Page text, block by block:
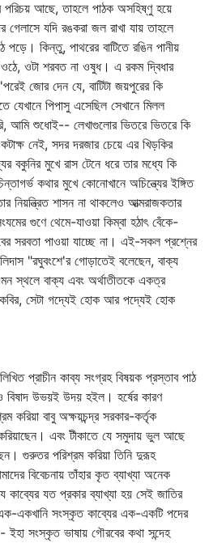
আছে, তাহলে পাঠক অসহিষ্ণু হয়ে
যদি রঙকরা জল রাখা যায় তাহলে
পড়ে। কিন্তু, পাথরের বাটিতে রঙিন পানীয়
ওটা শরবত না ওষুধ। এ রকম দ্বিধার
জোর দেন যে, বাটিটা জয়পুরের কি
যেখানে পিপাসু এসেছিল সেখানে মিলল
আমি শুধোই-- লেখাগুলোর ভিতরে ভিতরে কি
নেই, সদর দরজার চেয়ে এর খিড়কির
বকুনির মুখে রাস টেনে ধরে তার মধ্যে কি
কথার মুখে কোনোখানে অচিন্ত্যের ইঙ্গিত
নিয়ন্ত্রিত শাসন না থাকলেও আত্মরাজকতার
গুণে থেমে-যাওয়া কিম্বা হঠাৎ বেঁকে-
সরবতা পাওয়া যাচ্ছে না। এই-সকল প্রশ্নের
"রঘুবংশে'র গোড়াতেই বলেছেন, বাক্য
স্থলে বাক্য এবং অর্থাতীতকে একত্র
সেটা গদ্যেই হোক আর পদ্যেই হোক
প্রাচীন কাব্য সংগ্রহ বিষয়ক প্রস্তাব পাঠ
বিষাদ উভয়ই উদয় হইল। হর্ষের কারণ
করিয়া বাবু অক্ষয়চন্দ্র সরকার-কর্তৃক
করিয়াছেন। এবং টীকাতে যে সমুদায় ভুল আছে
গুরুতর পরিশ্রম করিয়া তিনি দুরূহ
বিবেচনায় তাঁহার কৃত ব্যাখ্যা অনেক
কাব্যের যত প্রকার ব্যাখ্যা হয় সেই জাতির
একখানি সংস্কৃত কাব্যের এক-একটি পদের
ইহা সংস্কৃত ভাষায় গৌরবের কথা সন্দেহ